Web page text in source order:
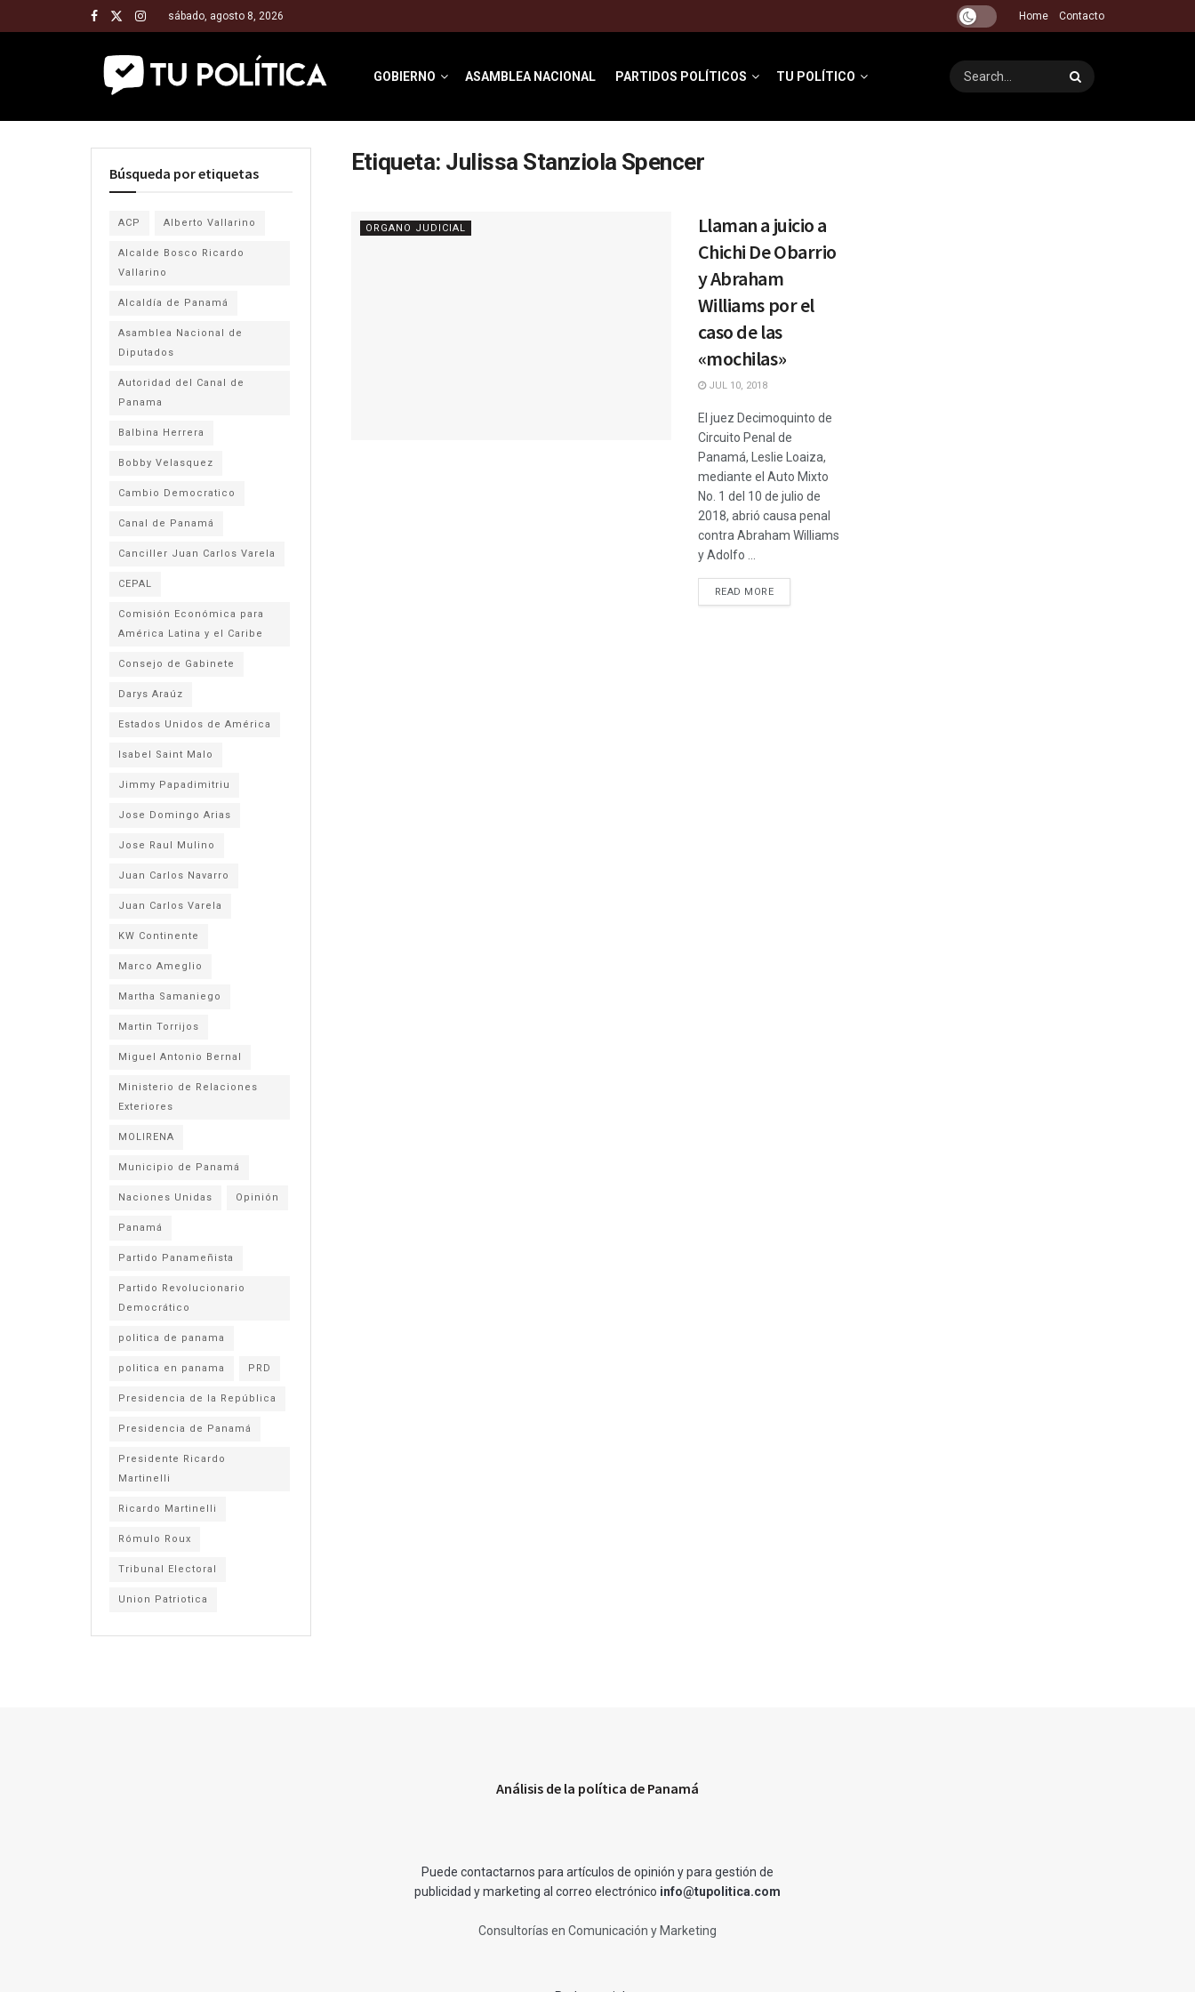
sábado, agosto 8, 2026 Home Contacto
GOBIERNO ASAMBLEA NACIONAL PARTIDOS POLÍTICOS TU POLÍTICO
Etiqueta: Julissa Stanziola Spencer
ORGANO JUDICIAL
Llaman a juicio a
Chichi De Obarrio
y Abraham
Williams por el
caso de las
«mochilas»
JUL 10, 2018
El juez Decimoquinto de
Circuito Penal de
Panamá, Leslie Loaiza,
mediante el Auto Mixto
No. 1 del 10 de julio de
2018, abrió causa penal
contra Abraham Williams
y Adolfo ...
READ MORE
Búsqueda por etiquetas
ACP Alberto Vallarino
Alcalde Bosco Ricardo
Vallarino
Alcaldía de Panamá
Asamblea Nacional de
Diputados
Autoridad del Canal de
Panama
Balbina Herrera
Bobby Velasquez
Cambio Democratico
Canal de Panamá
Canciller Juan Carlos Varela
CEPAL
Comisión Económica para
América Latina y el Caribe
Consejo de Gabinete
Darys Araúz
Estados Unidos de América
Isabel Saint Malo
Jimmy Papadimitriu
Jose Domingo Arias
Jose Raul Mulino
Juan Carlos Navarro
Juan Carlos Varela
KW Continente
Marco Ameglio
Martha Samaniego
Martin Torrijos
Miguel Antonio Bernal
Ministerio de Relaciones
Exteriores
MOLIRENA
Municipio de Panamá
Naciones Unidas Opinión
Panamá
Partido Panameñista
Partido Revolucionario
Democrático
politica de panama
politica en panama PRD
Presidencia de la República
Presidencia de Panamá
Presidente Ricardo
Martinelli
Ricardo Martinelli
Rómulo Roux
Tribunal Electoral
Union Patriotica
Análisis de la política de Panamá
Puede contactarnos para artículos de opinión y para gestión de
publicidad y marketing al correo electrónico info@tupolitica.com
Consultorías en Comunicación y Marketing